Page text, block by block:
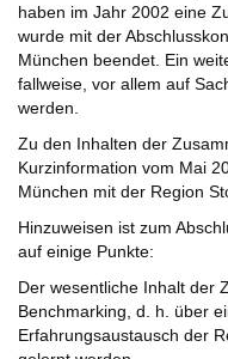
haben im Jahr 2002 eine
wurde mit der
München beendet. Ein
fallweise, vor allem auf
werden.
Zu den Inhalten der
Kurzinformation vom Mai
München mit der Region
Hinzuweisen ist zum
auf einige Punkte:
Der wesentliche Inhalt der
Benchmarking, d. h. über
Erfahrungsaustausch der